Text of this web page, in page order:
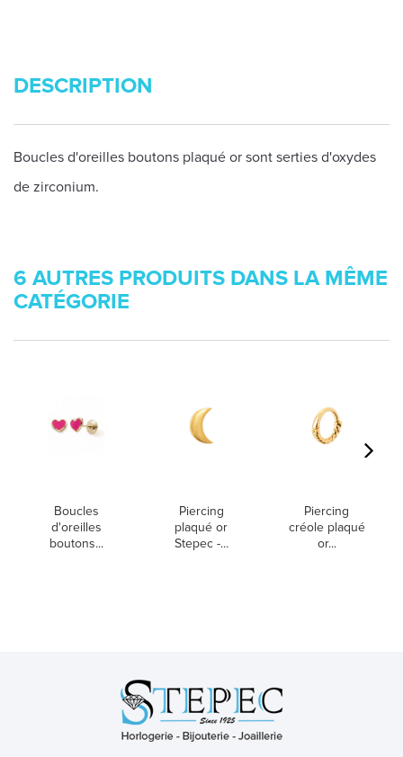
DESCRIPTION
Boucles d'oreilles boutons plaqué or sont serties d'oxydes
de zirconium.
6 AUTRES PRODUITS DANS LA MÊME
CATÉGORIE
Boucles
d'oreilles
boutons...
Piercing
plaqué or
Stepec -...
Piercing
créole plaqué
or...